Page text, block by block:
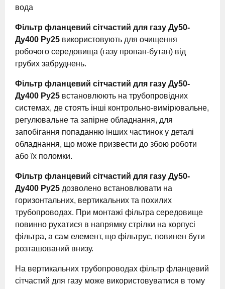
вода
Фільтр фланцевий сітчастий для газу Ду50-
Ду400 Ру25 використовують для очищення
робочого середовища (газу пропан-бутан) від
грубих забруднень.
Фільтр фланцевий сітчастий для газу Ду50-
Ду400 Ру25 встановлюють на трубопровідних
системах, де стоять інші контрольно-вимірювальне,
регулювальне та запірне обладнання, для
запобігання попаданню інших частинок у деталі
обладнання, що може призвести до збою роботи
або їх поломки.
Фільтр фланцевий сітчастий для газу Ду50-
Ду400 Ру25 дозволено встановлювати на
горизонтальних, вертикальних та похилих
трубопроводах. При монтажі фільтра середовище
повинно рухатися в напрямку стрілки на корпусі
фільтра, а сам елемент, що фільтрує, повинен бути
розташований внизу.
На вертикальних трубопроводах фільтр фланцевий
сітчастий для газу може використовуватися в тому